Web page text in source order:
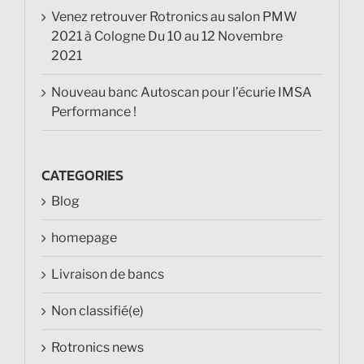
Venez retrouver Rotronics au salon PMW
2021 à Cologne Du 10 au 12 Novembre
2021
Nouveau banc Autoscan pour l’écurie IMSA
Performance !
CATEGORIES
Blog
homepage
Livraison de bancs
Non classifié(e)
Rotronics news